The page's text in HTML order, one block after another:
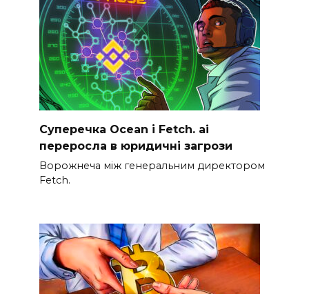
Суперечка Ocean і Fetch. ai
переросла в юридичні загрози
Ворожнеча між генеральним директором
Fetch.